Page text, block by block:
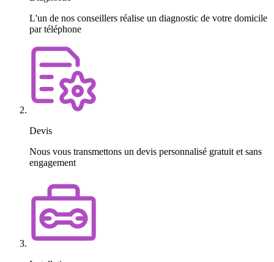
L'un de nos conseillers réalise un diagnostic de votre domicile
par téléphone
Devis
Nous vous transmettons un devis personnalisé gratuit et sans
engagement